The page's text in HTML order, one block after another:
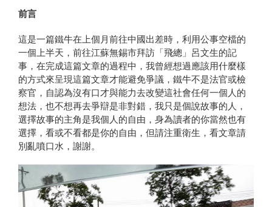
前言
這是一篇鐵牛在上個月前往中國出差時，利用公事空檔的
一個上半天，前往江蘇無錫市拜訪「飛總」呂文生的記
事，在完成這篇文章的過程中，我曾經想過應該用什麼樣
的方式來呈現這篇文章才能避免爭議，鐵牛不是法官或檢
察官，自認為沒有口才與能力去改變這社會任何一個人的
想法，也不想再去爭辯是非對錯，我只是個說故事的人，
選擇故事的主角是我個人的自由，身為讀者的你當然也有
選擇，看或不看都是你的自由，但請注重衛生，看文章請
別亂噴口水，謝謝。